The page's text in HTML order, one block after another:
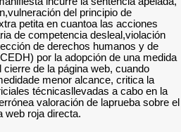
del principio de
petita en cuantoa las acciones
de competencia desleal,violación
de derechos humanos y de
por la adopción de una medida
de la página web, cuando
menor alcance, critica la
técnicasllevadas a cabo en la
valoración de laprueba sobre el
web roja directa.